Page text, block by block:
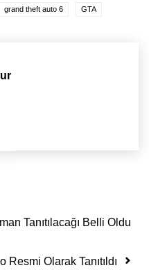
grand theft auto 6 GTA
Tanıtılacağı Belli Oldu
Resmi Olarak Tanıtıldı